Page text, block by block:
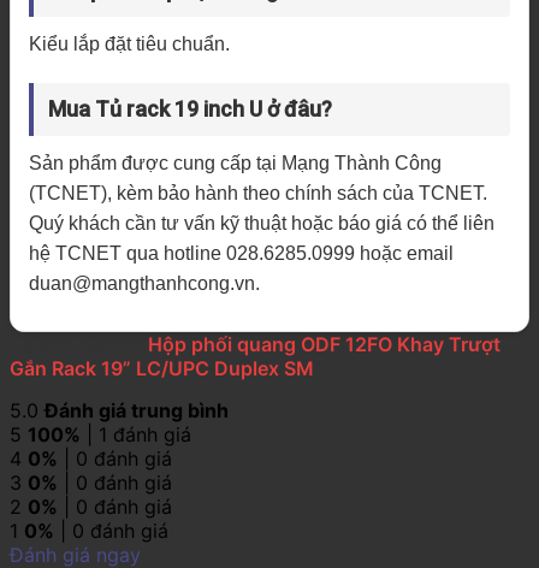
Kiểu lắp đặt tiêu chuẩn.
Mua Tủ rack 19 inch U ở đâu?
Sản phẩm được cung cấp tại Mạng Thành Công
(TCNET), kèm bảo hành theo chính sách của TCNET.
Quý khách cần tư vấn kỹ thuật hoặc báo giá có thể liên
hệ TCNET qua hotline 028.6285.0999 hoặc email
duan@mangthanhcong.vn.
Hộp phối quang ODF 12FO Khay Trượt
Gắn Rack 19” LC/UPC Duplex SM
5.0Đánh giá trung bình
5 100% | 1 đánh giá
4 0% | 0 đánh giá
3 0% | 0 đánh giá
2 0% | 0 đánh giá
1 0% | 0 đánh giá
Đánh giá ngay